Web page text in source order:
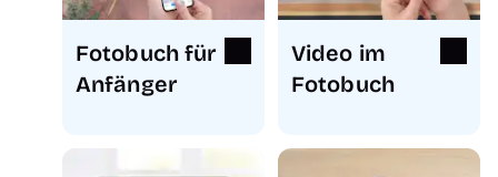
Fotobuch für
Anfänger
Video im
Fotobuch